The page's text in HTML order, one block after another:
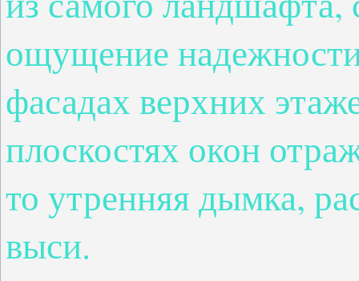
ощущение
фасадах верхних
плоскостях окон
то утренняя дымка,
выси.